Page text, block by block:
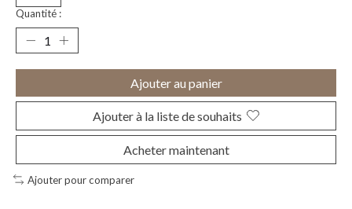
Quantité :
Ajouter au panier
Ajouter à la liste de souhaits
Acheter maintenant
Ajouter pour comparer